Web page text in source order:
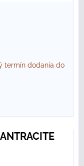
termín dodania do